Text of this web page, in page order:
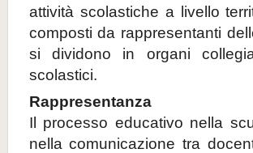
attività scolastiche a livello
composti da rappresentanti
si dividono in organi
scolastici.
Rappresentanza
Il processo educativo nella
nella comunicazione tra